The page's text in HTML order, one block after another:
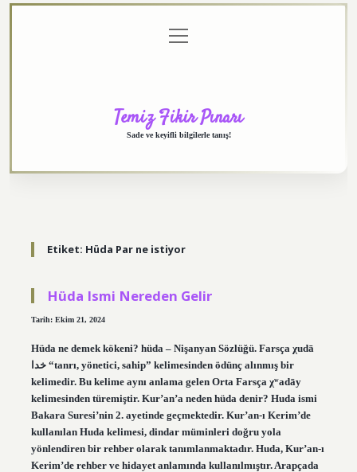
menüyü
aç
Temiz Fikir Pınarı
Sade ve keyifli bilgilerle tanış!
Etiket: Hüda Par ne istiyor
Hüda Ismi Nereden Gelir
Tarih: Ekim 21, 2024
Hüda ne demek kökeni? hüda – Nişanyan Sözlüğü. Farsça χudā
خدا “tanrı, yönetici, sahip” kelimesinden ödünç alınmış bir
kelimedir. Bu kelime aynı anlama gelen Orta Farsça χʷadāy
kelimesinden türemiştir. Kur’an’a neden hüda denir? Huda ismi
Bakara Suresi’nin 2. ayetinde geçmektedir. Kur’an-ı Kerim’de
kullanılan Huda kelimesi, dindar müminleri doğru yola
yönlendiren bir rehber olarak tanımlanmaktadır. Huda, Kur’an-ı
Kerim’de rehber ve hidayet anlamında kullanılmıştır. Arapçada